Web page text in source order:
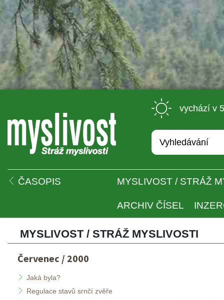
vychází v
ČASOPIS MYSLIVOST / STRÁŽ
ARCHIV ČÍSEL
MYSLIVOST / STRÁŽ MYSLIVOSTI
Červenec / 2000
Jaká byla?
Regulace stavů srnčí zvěře